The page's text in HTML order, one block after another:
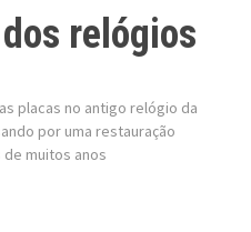
relógios
placas no antigo relógio da
por uma restauração
muitos anos